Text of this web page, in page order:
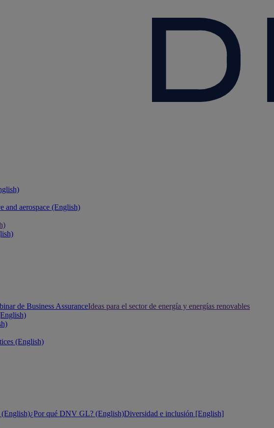
and aerospace (English)
de Business AssuranceIdeas para el sector de energía y energías renovables
(English)
(English)¿Por qué DNV GL? (English)Diversidad e inclusión [English]